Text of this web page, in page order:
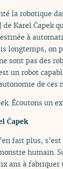
la robotique
de Karel Čapek
à
longtemps, on
pas des
un robot
de
Écoutons un
Čapek
fait plus,
humain.
ans à fabriquer